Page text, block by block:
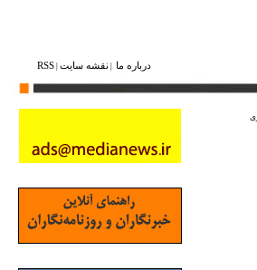
درباره ما نقشه ‌سایت RSS